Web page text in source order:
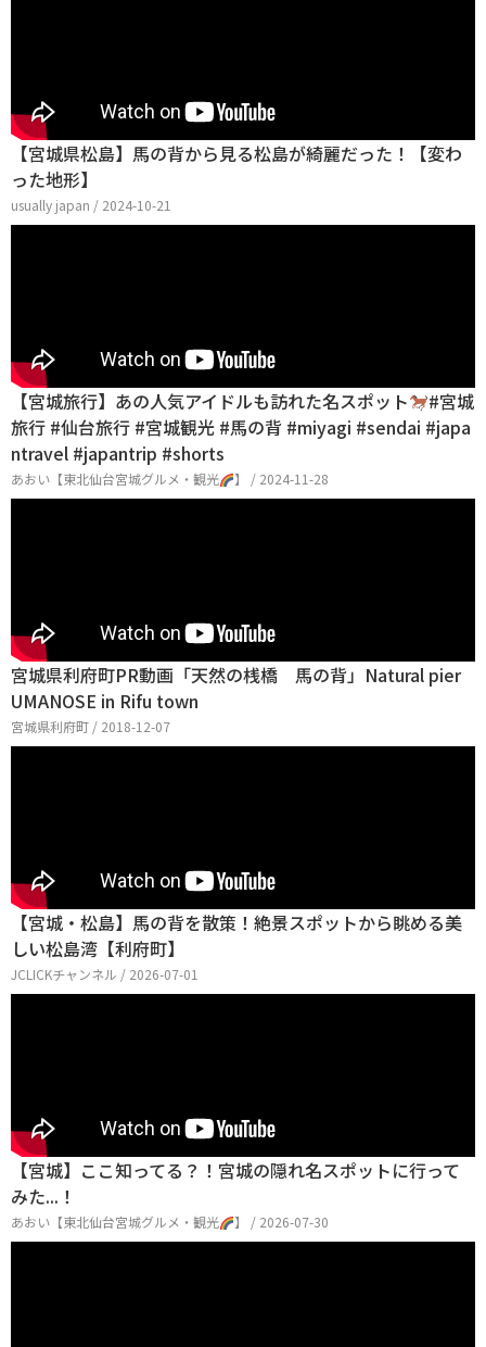
【宮城県松島】馬の背から見る松島が綺麗だった！【変わ
った地形】
usually japan / 2024-10-21
【宮城旅行】あの人気アイドルも訪れた名スポット
#宮城
旅行 #仙台旅行 #宮城観光 #馬の背 #miyagi #sendai #japa
ntravel #japantrip #shorts
あおい【東北仙台宮城グルメ・観光 】 / 2024-11-28
宮城県利府町PR動画「天然の桟橋 馬の背」Natural pier
UMANOSE in Rifu town
宮城県利府町 / 2018-12-07
【宮城・松島】馬の背を散策！絶景スポットから眺める美
しい松島湾【利府町】
JCLICKチャンネル / 2026-07-01
【宮城】ここ知ってる？！宮城の隠れ名スポットに行って
みた...！
あおい【東北仙台宮城グルメ・観光 】 / 2026-07-30